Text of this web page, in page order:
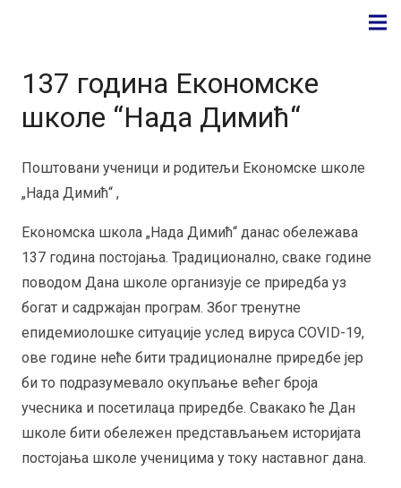
137 година Економске
школе “Нада Димић“
Поштовани ученици и родитељи Економске школе
„Нада Димић“ ,
Економска школа „Нада Димић“ данас обележава
137 година постојања. Традиционално, сваке године
поводом Дана школе организује се приредба уз
богат и садржајан програм. Због тренутне
епидемиолошке ситуације услед вируса COVID-19,
ове године неће бити традиционалне приредбе јер
би то подразумевало окупљање већег броја
учесника и посетилаца приредбе. Свакако ће Дан
школе бити обележен представљањем историјата
постојања школе ученицима у току наставног дана.